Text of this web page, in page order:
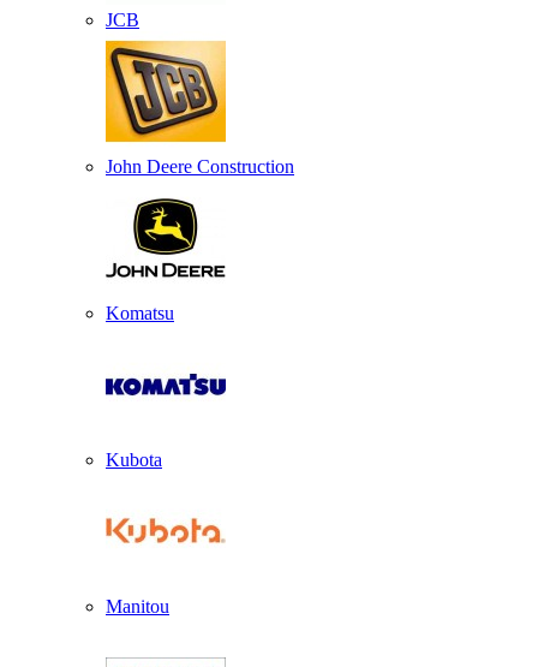
JCB
John Deere Construction
Komatsu
Kubota
Manitou